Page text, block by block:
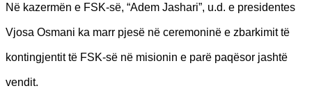
Në kazermën e FSK-së, “Adem Jashari”, u.d. e presidentes
Vjosa Osmani ka marr pjesë në ceremoninë e zbarkimit të
kontingjentit të FSK-së në misionin e parë paqësor jashtë
vendit.